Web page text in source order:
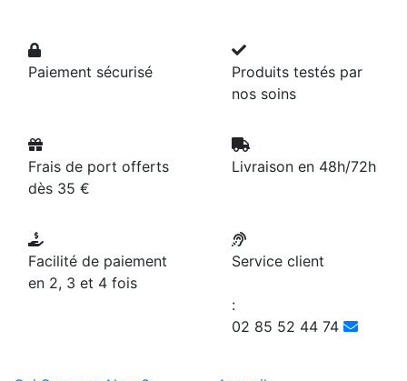
Paiement sécurisé
Produits testés par
nos soins
Frais de port offerts
dès 35 €
Livraison en 48h/72h
Facilité de paiement
en 2, 3 et 4 fois
Service client
:
02 85 52 44 74